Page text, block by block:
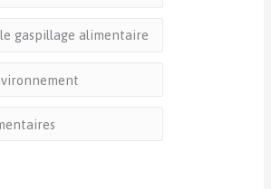
gaspillage alimentaire